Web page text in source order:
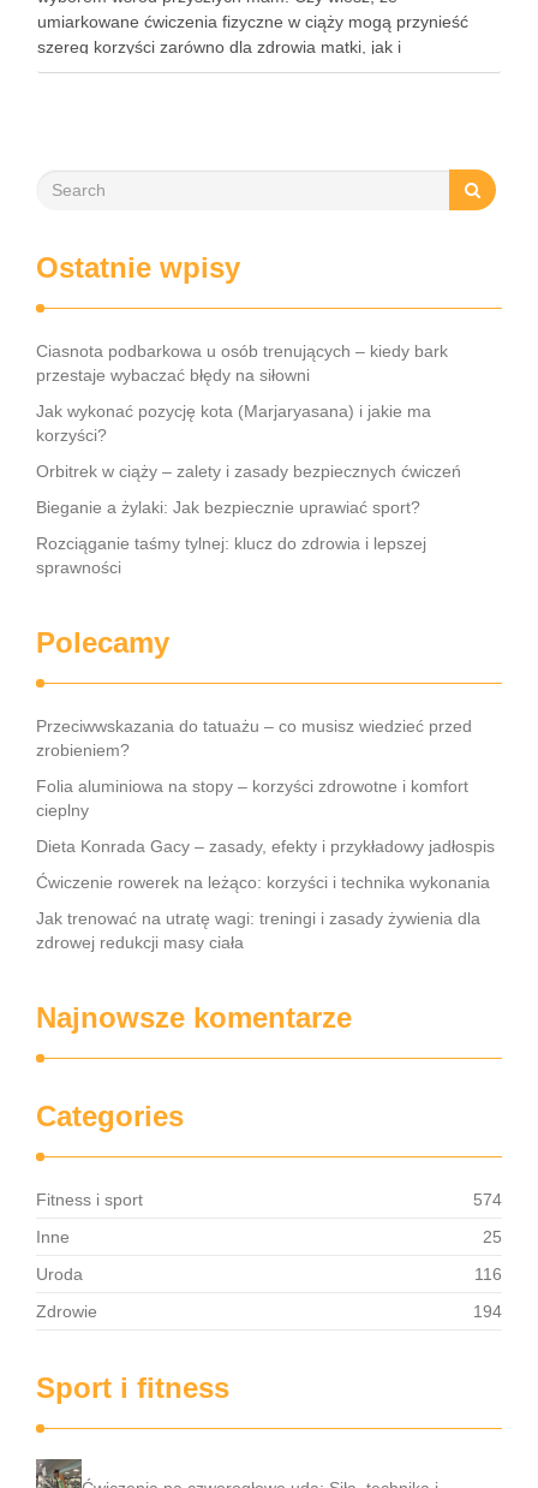
umiarkowane ćwiczenia fizyczne w ciąży mogą przynieść
szereg korzyści zarówno dla zdrowia matki, jak i
rozwijającego się dziecka? Właściwie dobrany program
Ostatnie wpisy
Ciasnota podbarkowa u osób trenujących – kiedy bark
przestaje wybaczać błędy na siłowni
Jak wykonać pozycję kota (Marjaryasana) i jakie ma
korzyści?
Orbitrek w ciąży – zalety i zasady bezpiecznych ćwiczeń
Bieganie a żylaki: Jak bezpiecznie uprawiać sport?
Rozciąganie taśmy tylnej: klucz do zdrowia i lepszej
sprawności
Polecamy
Przeciwwskazania do tatuażu – co musisz wiedzieć przed
zrobieniem?
Folia aluminiowa na stopy – korzyści zdrowotne i komfort
cieplny
Dieta Konrada Gacy – zasady, efekty i przykładowy jadłospis
Ćwiczenie rowerek na leżąco: korzyści i technika wykonania
Jak trenować na utratę wagi: treningi i zasady żywienia dla
zdrowej redukcji masy ciała
Najnowsze komentarze
Categories
Fitness i sport
574
Inne
25
Uroda
116
Zdrowie
194
Sport i fitness